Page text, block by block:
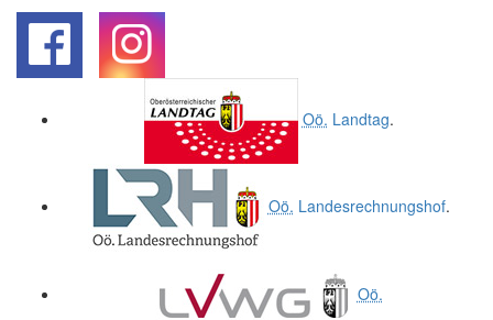
Oö. Landtag.
Oö. Landesrechnungshof.
Oö.